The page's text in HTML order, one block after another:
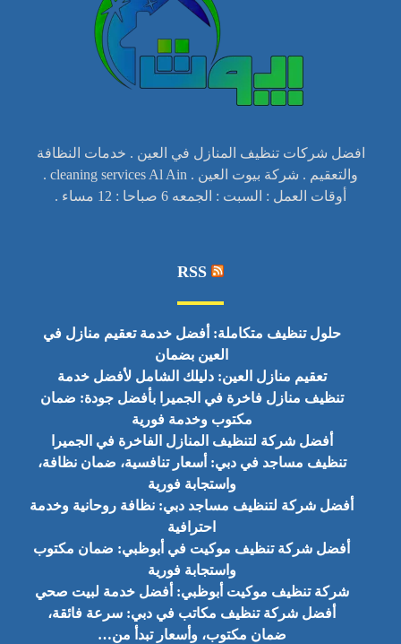
افضل شركات تنظيف المنازل في العين . خدمات النظافة
والتعقيم . شركة بيوت العين . cleaning services Al Ain .
أوقات العمل : السبت : الجمعه 6 صباحا : 12 مساء .
RSS
حلول تنظيف متكاملة: أفضل خدمة تعقيم منازل في
العين بضمان
تعقيم منازل العين: دليلك الشامل لأفضل خدمة
تنظيف منازل فاخرة في الجميرا بأفضل جودة: ضمان
مكتوب وخدمة فورية
أفضل شركة لتنظيف المنازل الفاخرة في الجميرا
تنظيف مساجد في دبي: أسعار تنافسية، ضمان نظافة،
واستجابة فورية
أفضل شركة لتنظيف مساجد دبي: نظافة روحانية وخدمة
احترافية
أفضل شركة تنظيف موكيت في أبوظبي: ضمان مكتوب
واستجابة فورية
شركة تنظيف موكيت أبوظبي: أفضل خدمة لبيت صحي
أفضل شركة تنظيف مكاتب في دبي: سرعة فائقة،
ضمان مكتوب، وأسعار تبدأ من…